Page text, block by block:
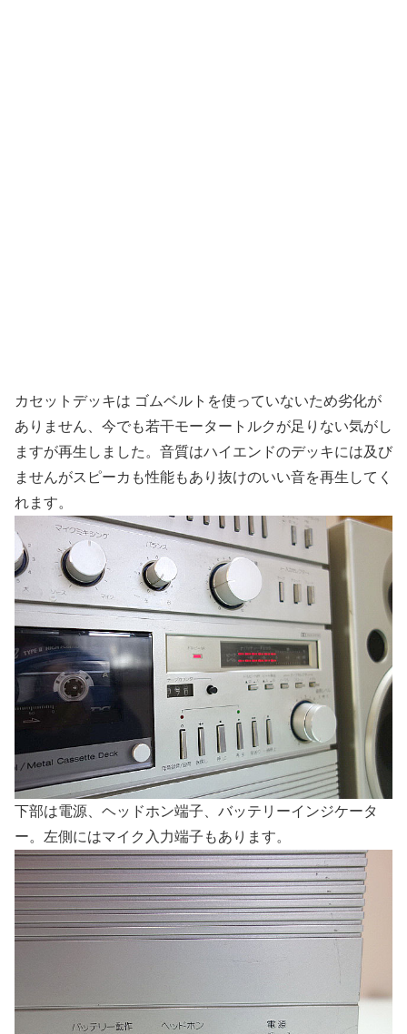
カセットデッキは ゴムベルトを使っていないため劣化が
ありません、今でも若干モータートルクが足りない気がし
ますが再生しました。音質はハイエンドのデッキには及び
ませんがスピーカも性能もあり抜けのいい音を再生してく
れます。
下部は電源、ヘッドホン端子、バッテリーインジケータ
ー。左側にはマイク入力端子もあります。